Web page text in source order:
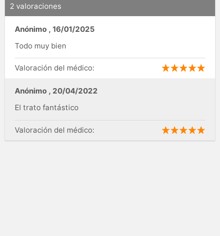
2 valoraciones
Anónimo , 16/01/2025
Todo muy bien
Valoración del médico:
Anónimo , 20/04/2022
El trato fantástico
Valoración del médico: